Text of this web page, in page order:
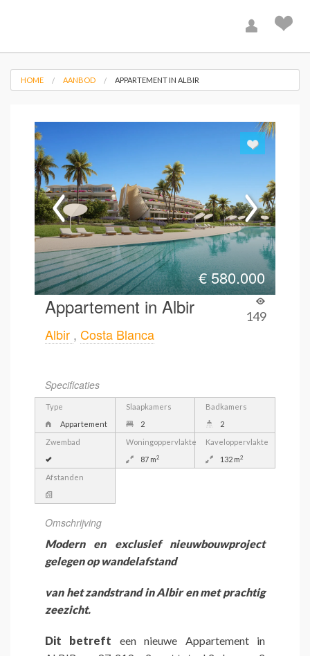
HOME AANBOD APPARTEMENT IN ALBIR
€580.000
Appartement in Albir 149
Albir , Costa Blanca
Specificaties
Type
Appartement
Slaapkamers
2
Badkamers
2
Zwembad
Woningoppervlakte
87 m2
Kaveloppervlakte
132 m2
Afstanden
Omschrijving
Modern en exclusief nieuwbouwproject
gelegen op wandelafstand
van het zandstrand in Albir en met prachtig
zeezicht.
Dit betreft een nieuwe Appartement in